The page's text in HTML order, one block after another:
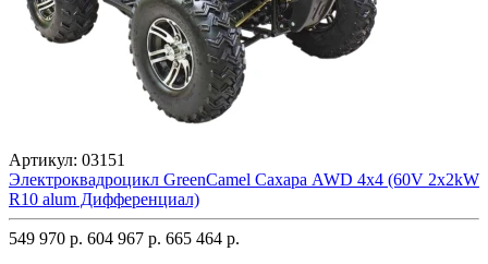
Артикул: 03151
Электроквадроцикл GreenCamel Сахара AWD 4x4 (60V 2x2kW
R10 alum Дифференциал)
549 970 р. 604 967 р. 665 464 р.